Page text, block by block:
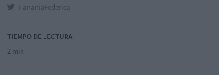
HananiaFederica
TIEMPO DE LECTURA
2 min